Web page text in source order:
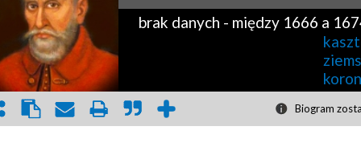
brak danych - między 1666 a
Biogram